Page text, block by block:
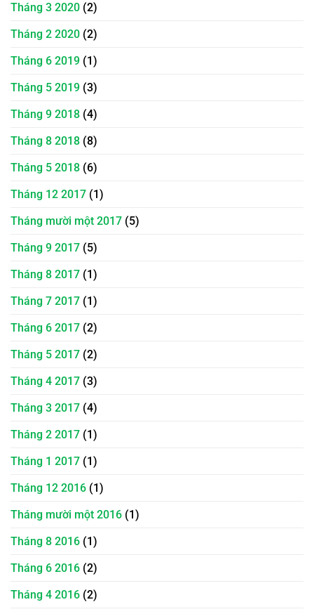
Tháng 3 2020 (2)
Tháng 2 2020 (2)
Tháng 6 2019 (1)
Tháng 5 2019 (3)
Tháng 9 2018 (4)
Tháng 8 2018 (8)
Tháng 5 2018 (6)
Tháng 12 2017 (1)
Tháng mười một 2017 (5)
Tháng 9 2017 (5)
Tháng 8 2017 (1)
Tháng 7 2017 (1)
Tháng 6 2017 (2)
Tháng 5 2017 (2)
Tháng 4 2017 (3)
Tháng 3 2017 (4)
Tháng 2 2017 (1)
Tháng 1 2017 (1)
Tháng 12 2016 (1)
Tháng mười một 2016 (1)
Tháng 8 2016 (1)
Tháng 6 2016 (2)
Tháng 4 2016 (2)